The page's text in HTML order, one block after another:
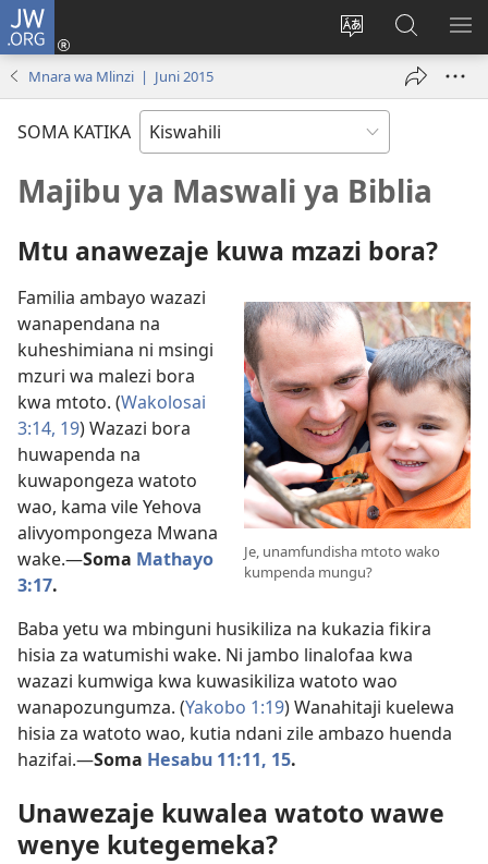
JW.ORG
Badili
tovuti
Ingia
(opens
Tafuta
Katika
JW.ORG
Mnara wa Mlinzi | Juni 2015
SOMA KATIKA
Majibu ya Maswali ya Biblia
Mtu anawezaje kuwa mzazi bora?
Je, unamfundisha mtoto wako
kumpenda mungu?
Familia ambayo wazazi
wanapendana na
kuheshimiana ni msingi
mzuri wa malezi bora
kwa mtoto. (Wakolosai
3:14, 19) Wazazi bora
huwapenda na
kuwapongeza watoto
wao, kama vile Yehova
alivyompongeza Mwana
wake.—Soma Mathayo
3:17.
Baba yetu wa mbinguni husikiliza na kukazia fikira
hisia za watumishi wake. Ni jambo linalofaa kwa
wazazi kumwiga kwa kuwasikiliza watoto wao
wanapozungumza. (Yakobo 1:19) Wanahitaji kuelewa
hisia za watoto wao, kutia ndani zile ambazo huenda
hazifai.—Soma Hesabu 11:11, 15.
Unawezaje kuwalea watoto wawe
wenye kutegemeka?